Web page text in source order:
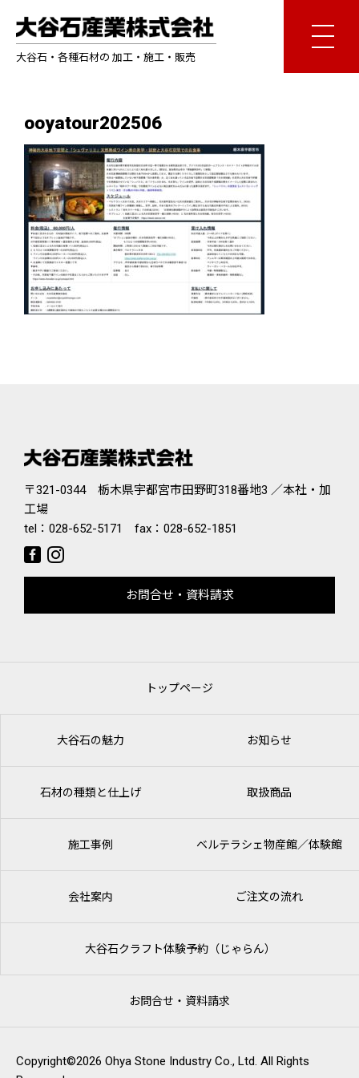
大谷石・各種石材の 加工・施工・販売
ooyatour202506
〒321-0344 栃木県宇都宮市田野町318番地3 ／本社・加
工場
tel： 028-652-5171 fax：028-652-1851
お問合せ・資料請求
トップページ
大谷石の魅力 お知らせ
石材の種類と仕上げ 取扱商品
施工事例 ベルテラシェ物産館／体験館
会社案内 ご注文の流れ
大谷石クラフト体験予約（じゃらん）
お問合せ・資料請求
Copyright©2026 Ohya Stone Industry Co., Ltd. All Rights